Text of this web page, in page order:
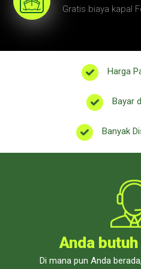
Gratis biaya kapal
Harga
Bayar
Banyak
Anda
Di mana pun Anda